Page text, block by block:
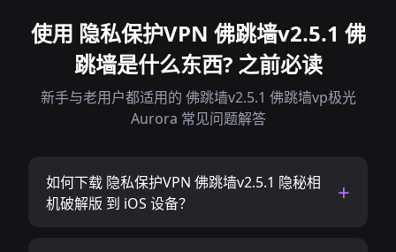
使用 隐私保护VPN 佛跳墙v2.5.1 佛
跳墙是什么东西? 之前必读
新手与老用户都适用的 佛跳墙v2.5.1 佛跳墙vp极光
Aurora 常见问题解答
如何下载 隐私保护VPN 佛跳墙v2.5.1 隐秘相
机破解版 到 iOS 设备？